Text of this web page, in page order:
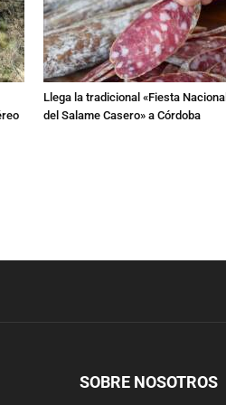
Llega la tradicional «Fiesta Nacional
del Salame Casero» a Córdoba
SOBRE NOSOTROS